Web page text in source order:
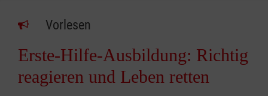
Vorlesen
Erste-Hilfe-Ausbildung: Richtig
reagieren und Leben retten